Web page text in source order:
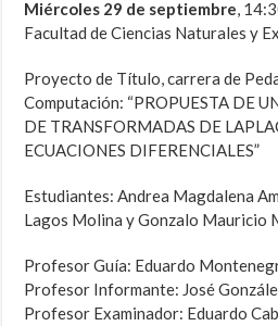
Miércoles 29 de septiembre,
Facultad de Ciencias Naturales y
Proyecto de Título, carrera de
Computación: “PROPUESTA DE
DE TRANSFORMADAS DE
ECUACIONES DIFERENCIALES”
Estudiantes: Andrea Magdalena
Lagos Molina y Gonzalo Mauricio
Profesor Guía: Eduardo
Profesor Informante: José
Profesor Examinador: Eduardo